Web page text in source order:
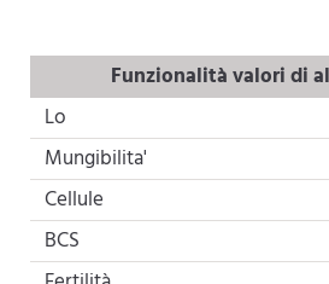
Funzionalità valori di
Lo
Mungibilita'
Cellule
BCS